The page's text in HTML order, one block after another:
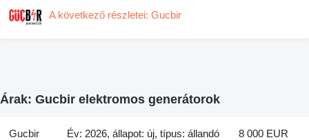
A következő részletei: Gucbir
Árak: Gucbir elektromos generátorok
Gucbir Év: 2026, állapot: új, típus: állandó 8 000 EUR